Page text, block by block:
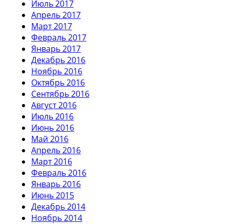
Июль 2017
Апрель 2017
Март 2017
Февраль 2017
Январь 2017
Декабрь 2016
Ноябрь 2016
Октябрь 2016
Сентябрь 2016
Август 2016
Июль 2016
Июнь 2016
Май 2016
Апрель 2016
Март 2016
Февраль 2016
Январь 2016
Июнь 2015
Декабрь 2014
Ноябрь 2014